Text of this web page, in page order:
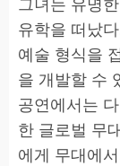
유학을 떠났
예술 형식을
을 개발할 수
공연에서는
한 글로벌 무
에게 무대에